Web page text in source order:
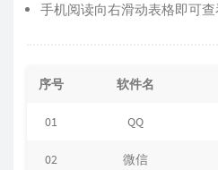
手机阅读向右滑动表格即可
序号 软件名
01 QQ
02 微信